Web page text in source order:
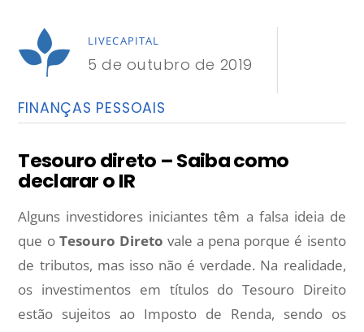
LIVECAPITAL
5 de outubro de 2019
FINANÇAS PESSOAIS
Tesouro direto – Saiba como
declarar o IR
Alguns investidores iniciantes têm a falsa ideia de
que o Tesouro Direto vale a pena porque é isento
de tributos, mas isso não é verdade. Na realidade,
os investimentos em títulos do Tesouro Direito
estão sujeitos ao Imposto de Renda, sendo os